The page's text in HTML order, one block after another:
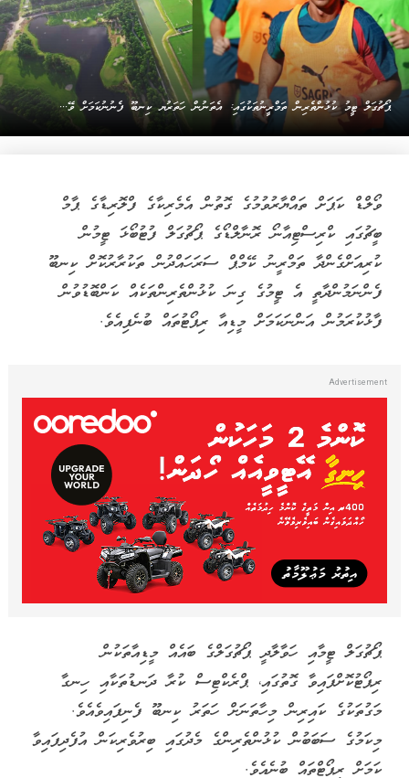
ޕޯޗުގަލް ޓީމު ކުޅުންތެރިން ތަމްރީނުތަކުގައި: އެތަނުން ހަތަރުޔ ކިނބޫ ފެނުނުކަމަށް ވޭ...
ވޯލްޑް ކަޕަށް ތައްޔާރުވުމުގެ ގޮތުން އެމެރިކާގެ ފްލޮރިޑާގެ ޕާމް
ބީޗުގައި ކްރިސްޓިއާނޯ ރޮނާލްޑޯގެ ޕޯޗުގަލް ފުޓުބޯޅަ ޓީމުން
ކުރިއަށްގެންދާ ތަމްރީނު ކޭމްޕް ސަރަހައްދުން ތަކުރާރުކޮށް ކިނބޫ
ފެންނަމުންދާތީ އެ ޓީމުގެ ގިނަ ކުޅުންތެރިންތަކެއް ކަންބޮޑުވުން
ފާޅުކުރަމުން އަންނަކަމަށް މީޑިއާ ރިޕޯޓުތައް ބުނެފިއެވެ.
ޕޯޗުގަލް ޓީމާއި ހަވާލާދީ ޕޯޗުގަލްގެ ބައެއް މީޑިއާތަކުން
ރިޕޯޓުކޮށްފައިވާ ގޮތުގައި، ޕްރެކްޓިސް ކުރާ ދަނޑުތަކާއި ހިނގާ
މަގުތަކުގެ ކައިރިން މިހާތަނަށް ހަތަރު ކިނބޫ ފެނިފައިވެއެވެ.
މިކަމުގެ ސަބަބުން ކުޅުންތެރިންގެ މެދުގައި ބިރުވެރިކަން އުފެދިފައިވާ
ކަމަށް ރިޕޯޓްތައް ބުނެއެވެ.